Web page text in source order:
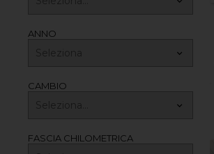
ANNO
CAMBIO
FASCIA CHILOMETRICA